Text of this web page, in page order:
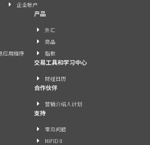
企业帐户
应用程序
产品
外汇
商品
指数
交易工具和学习中心
财经日历
合作伙伴
营销介绍人计划
支持
常见问题
MiFID II